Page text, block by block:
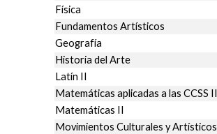
Física
Fundamentos Artísticos
Geografía
Historia del Arte
Latín II
Matemáticas aplicadas a las CCSS II
Matemáticas II
Movimientos Culturales y Artísticos